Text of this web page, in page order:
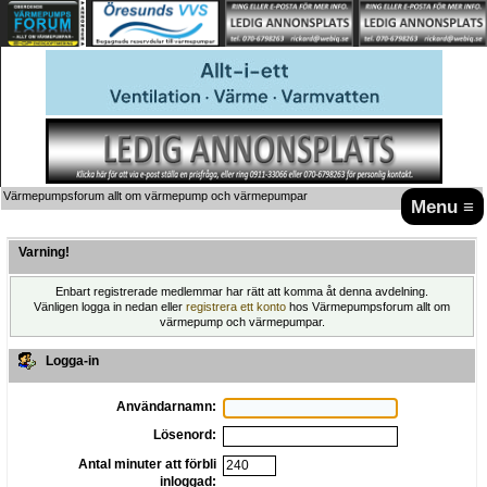
Menu ≡
Värmepumpsforum allt om värmepump och värmepumpar
Varning!
Enbart registrerade medlemmar har rätt att komma åt denna avdelning.
Vänligen logga in nedan eller registrera ett konto hos Värmepumpsforum allt om
värmepump och värmepumpar.
Logga-in
Användarnamn:
Lösenord:
Antal minuter att förbli
inloggad: